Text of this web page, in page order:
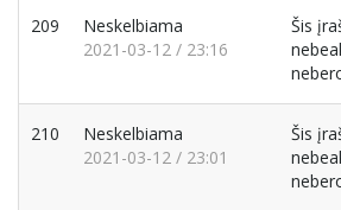
209
Neskelbiama
2021-03-12 / 23:16
Šis
210
Neskelbiama
2021-03-12 / 23:01
Šis